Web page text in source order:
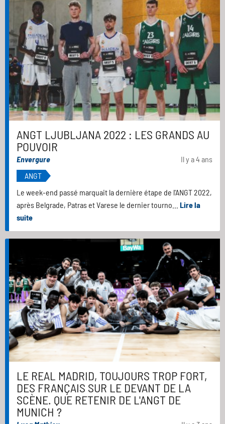
ANGT LJUBLJANA 2022 : LES GRANDS AU
POUVOIR
Envergure
Il y a 4 ans
ANGT
Le week-end passé marquait la dernière étape de l'ANGT 2022,
après Belgrade, Patras et Varese le dernier tourno... Lire la
suite
LE REAL MADRID, TOUJOURS TROP FORT,
DES FRANÇAIS SUR LE DEVANT DE LA
SCÈNE. QUE RETENIR DE L'ANGT DE
MUNICH ?